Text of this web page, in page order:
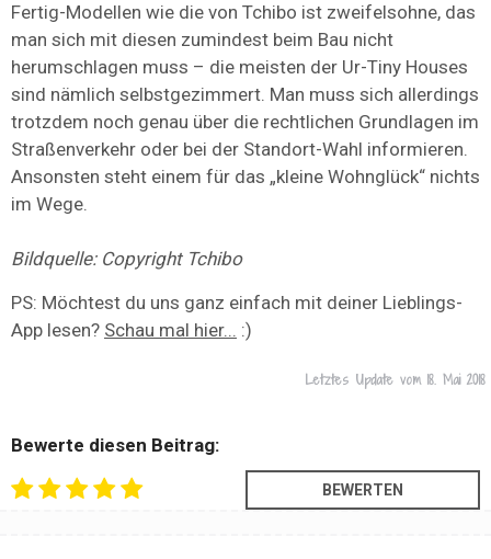
Fertig-Modellen wie die von Tchibo ist zweifelsohne, das
man sich mit diesen zumindest beim Bau nicht
herumschlagen muss – die meisten der Ur-Tiny Houses
sind nämlich selbstgezimmert. Man muss sich allerdings
trotzdem noch genau über die rechtlichen Grundlagen im
Straßenverkehr oder bei der Standort-Wahl informieren.
Ansonsten steht einem für das „kleine Wohnglück“ nichts
im Wege.
Bildquelle: Copyright Tchibo
PS: Möchtest du uns ganz einfach mit deiner Lieblings-
App lesen? Schau mal hier... :)
Letztes Update vom 18. Mai 2018
Bewerte diesen Beitrag: